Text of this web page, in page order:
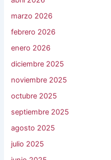
marzo 2026
febrero 2026
enero 2026
diciembre 2025
noviembre 2025
octubre 2025
septiembre 2025
agosto 2025
julio 2025